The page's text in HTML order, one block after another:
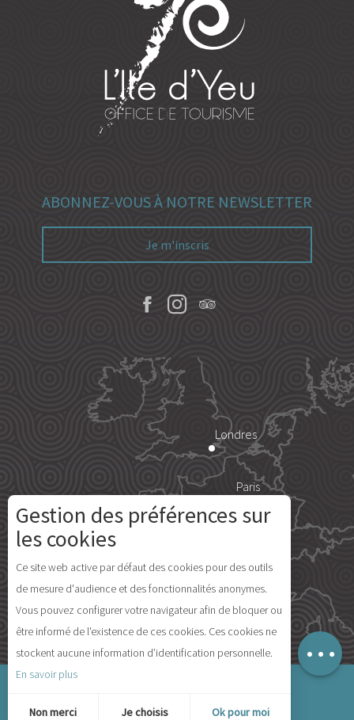
Description
Prestations
Disponibilités
Carte
ABONNEZ-VOUS À NOTRE NEWSLETTER
Je m'inscris
Londres
Paris
Madrid
Île d'Yeu
© 2026 Office de Tourisme de l'Ile d'Yeu
Gestion des préférences sur
les cookies
Ce site web active par défaut des cookies pour des outils
de mesure d'audience et des fonctionnalités anonymes.
Vous pouvez configurer votre navigateur afin de bloquer ou
être informé de l'existence de ces cookies. Ces cookies ne
stockent aucune information d’identification personnelle.
En savoir plus
Non merci Je choisis Ok pour moi